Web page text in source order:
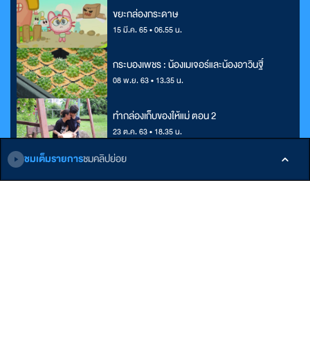
ชมเต็มรายการชมคลิปย่อย
ขยะกล่องกระดาษ
15 มี.ค. 65 • 06.55 น.
กระบองเพชร : น้องเมเจอร์และน้องอาวินฐิ์
08 พ.ย. 63 • 13.35 น.
ทำกล่องเก็บของให้แม่ ตอน 2
23 ต.ค. 63 • 18.35 น.